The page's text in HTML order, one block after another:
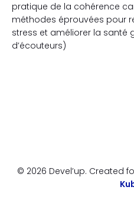
pratique de la cohérence
méthodes éprouvées pour
stress et améliorer la santé
d’écouteurs)
© 2026 Devel’up. Created